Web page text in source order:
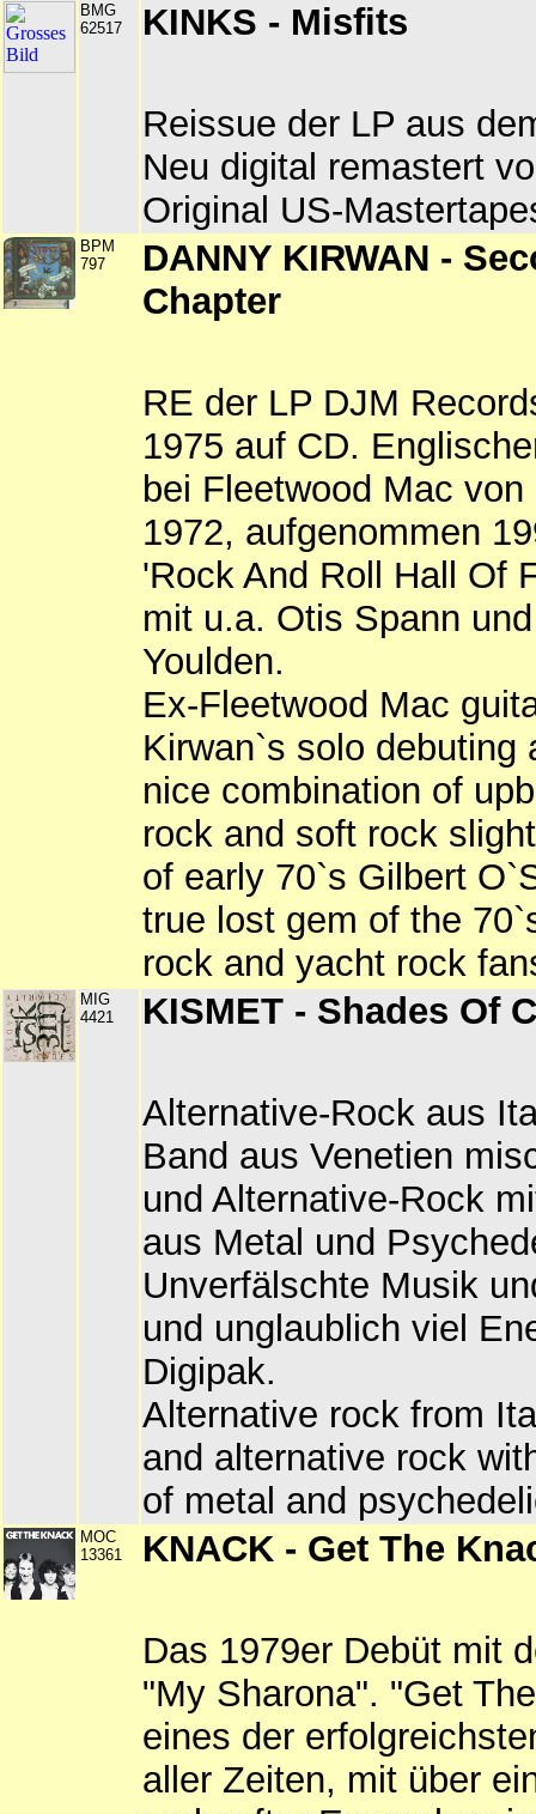
BMG
62517
KINKS - Misfits
Reissue der LP aus
Neu digital remastert
Original US-
BPM
797
DANNY KIRWAN -
Chapter
RE der LP DJM
1975 auf CD.
bei Fleetwood Mac
1972, aufgenommen
'Rock And Roll Hall Of
mit u.a. Otis Spann
Youlden.
Ex-Fleetwood Mac
Kirwan`s solo debuting
nice combination of
rock and soft rock
of early 70`s Gilbert
true lost gem of the
rock and yacht rock
MIG
4421
KISMET - Shades Of
Alternative-Rock aus
Band aus Venetien
und Alternative-Rock
aus Metal und
Unverfälschte Musik
und unglaublich viel
Digipak.
Alternative rock from
and alternative rock
of metal and
MOC
13361
KNACK - Get The
Das 1979er Debüt mit
"My Sharona". "Get
eines der
aller Zeiten, mit über